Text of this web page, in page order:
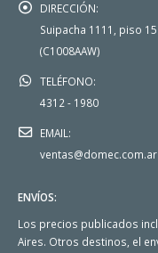
DIRECCIÓN:
Suipacha 1111, piso
(C1008AAW)
TELÉFONO:
4312 - 1980
EMAIL:
ventas@domec.com.ar
ENVÍOS:
Los precios publicados
Aires. Otros destinos, el